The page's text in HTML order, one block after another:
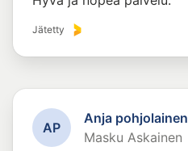
Jätetty
AP
Anja pohjolainen
Masku Askainen